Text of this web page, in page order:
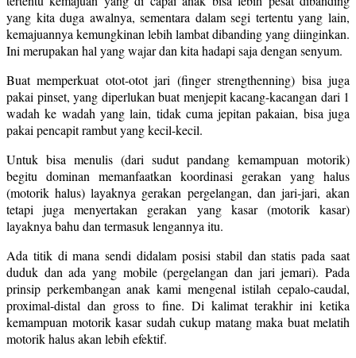
yang kita duga awalnya, sementara dalam segi tertentu yang lain,
kemajuannya kemungkinan lebih lambat dibanding yang diinginkan.
Ini merupakan hal yang wajar dan kita hadapi saja dengan senyum.
Buat memperkuat otot-otot jari (finger strengthenning) bisa juga
pakai pinset, yang diperlukan buat menjepit kacang-kacangan dari 1
wadah ke wadah yang lain, tidak cuma jepitan pakaian, bisa juga
pakai pencapit rambut yang kecil-kecil.
Untuk bisa menulis (dari sudut pandang kemampuan motorik)
begitu dominan memanfaatkan koordinasi gerakan yang halus
(motorik halus) layaknya gerakan pergelangan, dan jari-jari, akan
tetapi juga menyertakan gerakan yang kasar (motorik kasar)
layaknya bahu dan termasuk lengannya itu.
Ada titik di mana sendi didalam posisi stabil dan statis pada saat
duduk dan ada yang mobile (pergelangan dan jari jemari). Pada
prinsip perkembangan anak kami mengenal istilah cepalo-caudal,
proximal-distal dan gross to fine. Di kalimat terakhir ini ketika
kemampuan motorik kasar sudah cukup matang maka buat melatih
motorik halus akan lebih efektif.